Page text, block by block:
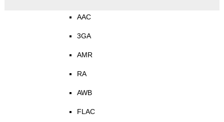
AAC
3GA
AMR
RA
AWB
FLAC